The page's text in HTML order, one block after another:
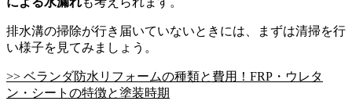
排水溝の掃除が行き届いていないときには、まずは清掃を行
い様子を見てみましょう。
>> ベランダ防水リフォームの種類と費用！FRP・ウレタ
ン・シートの特徴と塗装時期